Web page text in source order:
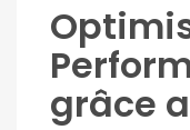
grâce